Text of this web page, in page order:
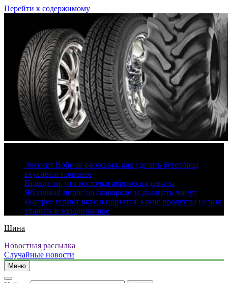
Перейти к содержимому
Эксперт Войнов рассказал, как сделать бутерброд
вкуснее и полезнее
Правда ли, что косточки абрикоса ядовиты
Яблочный пирог на сковороде за двадцать минут
Быстрее теряют вкус и портятся: какие продукты нельзя
хранить в холодильнике
Шина
Новостная рассылка
Случайные новости
Меню